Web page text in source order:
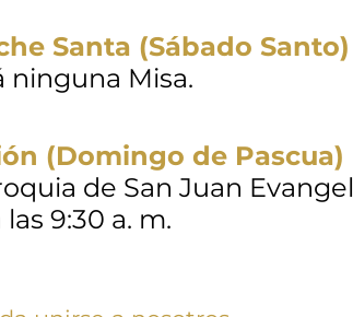
Santa (Sábado Santo)
ninguna Misa.
(Domingo de Pascua)
de San Juan
9:30 a. m.